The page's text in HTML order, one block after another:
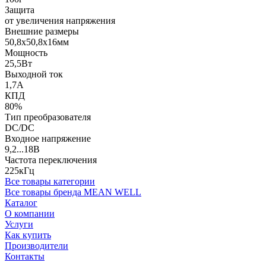
Защита
от увеличения напряжения
Внешние размеры
50,8x50,8x16мм
Мощность
25,5Вт
Выходной ток
1,7А
КПД
80%
Тип преобразователя
DC/DC
Входное напряжение
9,2...18В
Частота переключения
225кГц
Все товары категории
Все товары бренда MEAN WELL
Каталог
О компании
Услуги
Как купить
Производители
Контакты